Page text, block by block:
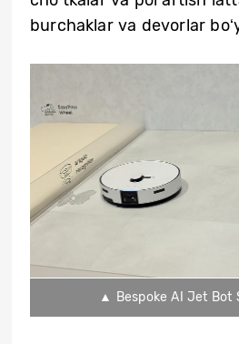
burchaklar va devorlar
▲ Bespoke AI Jet Bot